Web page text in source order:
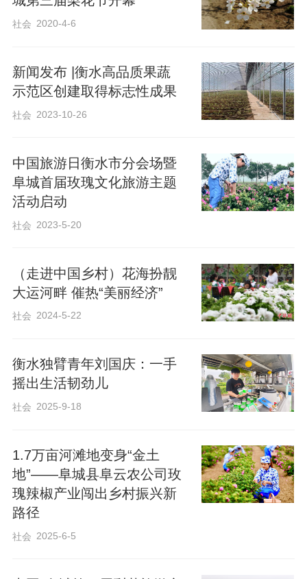
才艺展演间隙，温馨趣味的交友互动环节
甜蜜开启。轻松有趣的互动游戏打破了青
年间的陌生隔阂，大家踊跃参与、默契配
现场洋溢着浪漫、温暖的气息。才艺展演
结束后，主办方为参演选手颁发奖品，鼓
励广大青年勇于展示自我、绽放青春光
彩。随后，全体人员集体合影留念，定格
社会 2020-4-6
新闻发布 |衡水高品质果蔬
示范区创建取得标志性成果
社会 2023-10-26
中国旅游日衡水市分会场暨
阜城首届玫瑰文化旅游主题
活动启动
社会 2023-5-20
（走进中国乡村）花海扮靓
大运河畔 催热“美丽经济”
社会 2024-5-22
衡水独臂青年刘国庆：一手
摇出生活韧劲儿
社会 2025-9-18
1.7万亩河滩地变身“金土
地”——阜城县阜云农公司玫
瑰辣椒产业闯出乡村振兴新
路径
社会 2025-6-5